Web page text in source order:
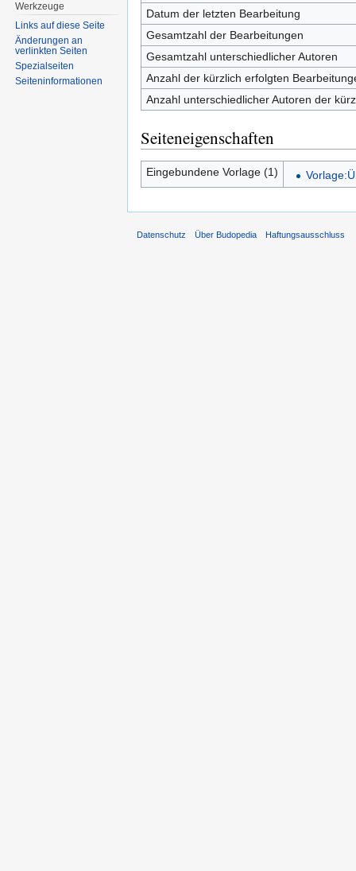
Datum der letzten Bearbeitung
Gesamtzahl der Bearbeitungen
Gesamtzahl unterschiedlicher Autoren
Anzahl der kürzlich erfolgten
Anzahl unterschiedlicher Autoren der
Seiteneigenschaften
Eingebundene Vorlage (1)
Werkzeuge
Links auf diese Seite
Änderungen an
verlinkten Seiten
Spezialseiten
Seiten­informationen
Datenschutz Über Budopedia Haftungsausschluss